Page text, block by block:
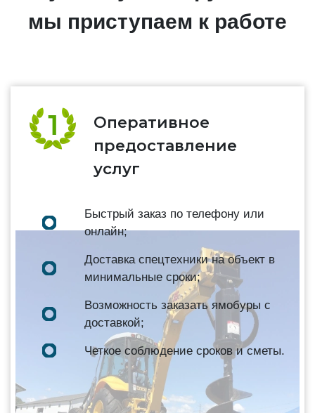
мы приступаем к работе
Оперативное
предоставление
услуг
Быстрый заказ по телефону или
онлайн;
Доставка спецтехники на объект в
минимальные сроки;
Возможность заказать ямобуры с
доставкой;
Четкое соблюдение сроков и сметы.